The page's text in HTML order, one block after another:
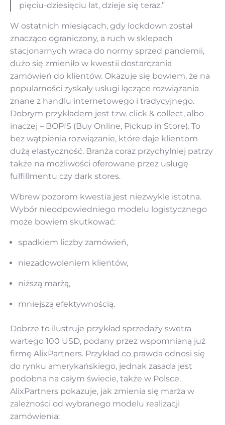
pięciu-dziesięciu lat, dzieje się teraz.”
W ostatnich miesiącach, gdy lockdown został
znacząco ograniczony, a ruch w sklepach
stacjonarnych wraca do normy sprzed pandemii,
dużo się zmieniło w kwestii dostarczania
zamówień do klientów. Okazuje się bowiem, że na
popularności zyskały usługi łączące rozwiązania
znane z handlu internetowego i tradycyjnego.
Dobrym przykładem jest tzw. click & collect, albo
inaczej – BOPIS (Buy Online, Pickup in Store). To
bez wątpienia rozwiązanie, które daje klientom
dużą elastyczność. Branża coraz przychylniej patrzy
także na możliwości oferowane przez usługę
fulfillmentu czy dark stores.
Wbrew pozorom kwestia jest niezwykle istotna.
Wybór nieodpowiedniego modelu logistycznego
może bowiem skutkować:
spadkiem liczby zamówień,
niezadowoleniem klientów,
niższą marżą,
mniejszą efektywnością.
Dobrze to ilustruje przykład sprzedaży swetra
wartego 100 USD, podany przez wspomnianą już
firmę AlixPartners. Przykład co prawda odnosi się
do rynku amerykańskiego, jednak zasada jest
podobna na całym świecie, także w Polsce.
AlixPartners pokazuje, jak zmienia się marża w
zależności od wybranego modelu realizacji
zamówienia: